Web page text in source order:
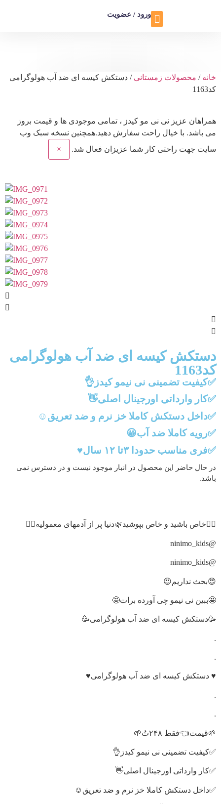
ورود / عضویت
خانه / محصولات زمستانی / دستکش کیسه ای ضد آب هولوگرامی
کد1163
همراهان عزیز نی نی مو کیدز ، تمامی موجودی ها و قیمت بروز
می باشد. با خیال راحت سفارش دهید.همچنین نسخه سبک وب
سایت جهت راحتی کار شما عزیزان فعال شد.
×
دستکش کیسه ای ضد آب هولوگرامی
کد1163
✅کیفیت تضمینی نی نیمو کیدز👌
✅کار وارداتی اورجینال اصلی👋
✅داخل دستکش کاملا خز نرم و ضد تعریق☺️
✅رویه کاملا ضد آب😀
✅فری مناسب حدودا ۳تا ۱۲ سال♥️
در حال حاضر این محصول در انبار موجود نیست و در دسترس نمی
باشد.
🙋‍♀️خاص باشید و خاص بپوشید🌿دنیا پر از آدمهای معمولیه🙋‍♀️
@ninimo_kids
@ninimo_kids
😍بحث نداریم😍
🤩ببین نی نیمو چی آورده برات🤩
🥳دستکش کیسه ای ضد آب هولوگرامی🥳
.
.
♥️ دستکش کیسه ای ضد آب هولوگرامی♥️
.
.
🌱قیمت👈فقط ۲۴۸تُ🌱
✅کیفیت تضمینی نی نیمو کیدز👌
✅کار وارداتی اورجینال اصلی👋
✅داخل دستکش کاملا خز نرم و ضد تعریق☺️